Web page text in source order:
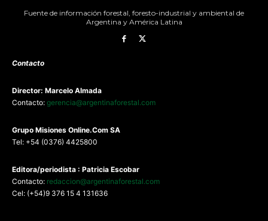
Fuente de información forestal, foresto-industrial y ambiental de
Argentina y América Latina
Contacto
Director: Marcelo Almada
Contacto: gerencia@argentinaforestal.com
Grupo Misiones Online.Com SA
Tel: +54 (0376) 4425800
Editora/periodista : Patricia Escobar
Contacto: redaccion@argentinaforestal.com
Cel: (+54)9 376 15 4 131636